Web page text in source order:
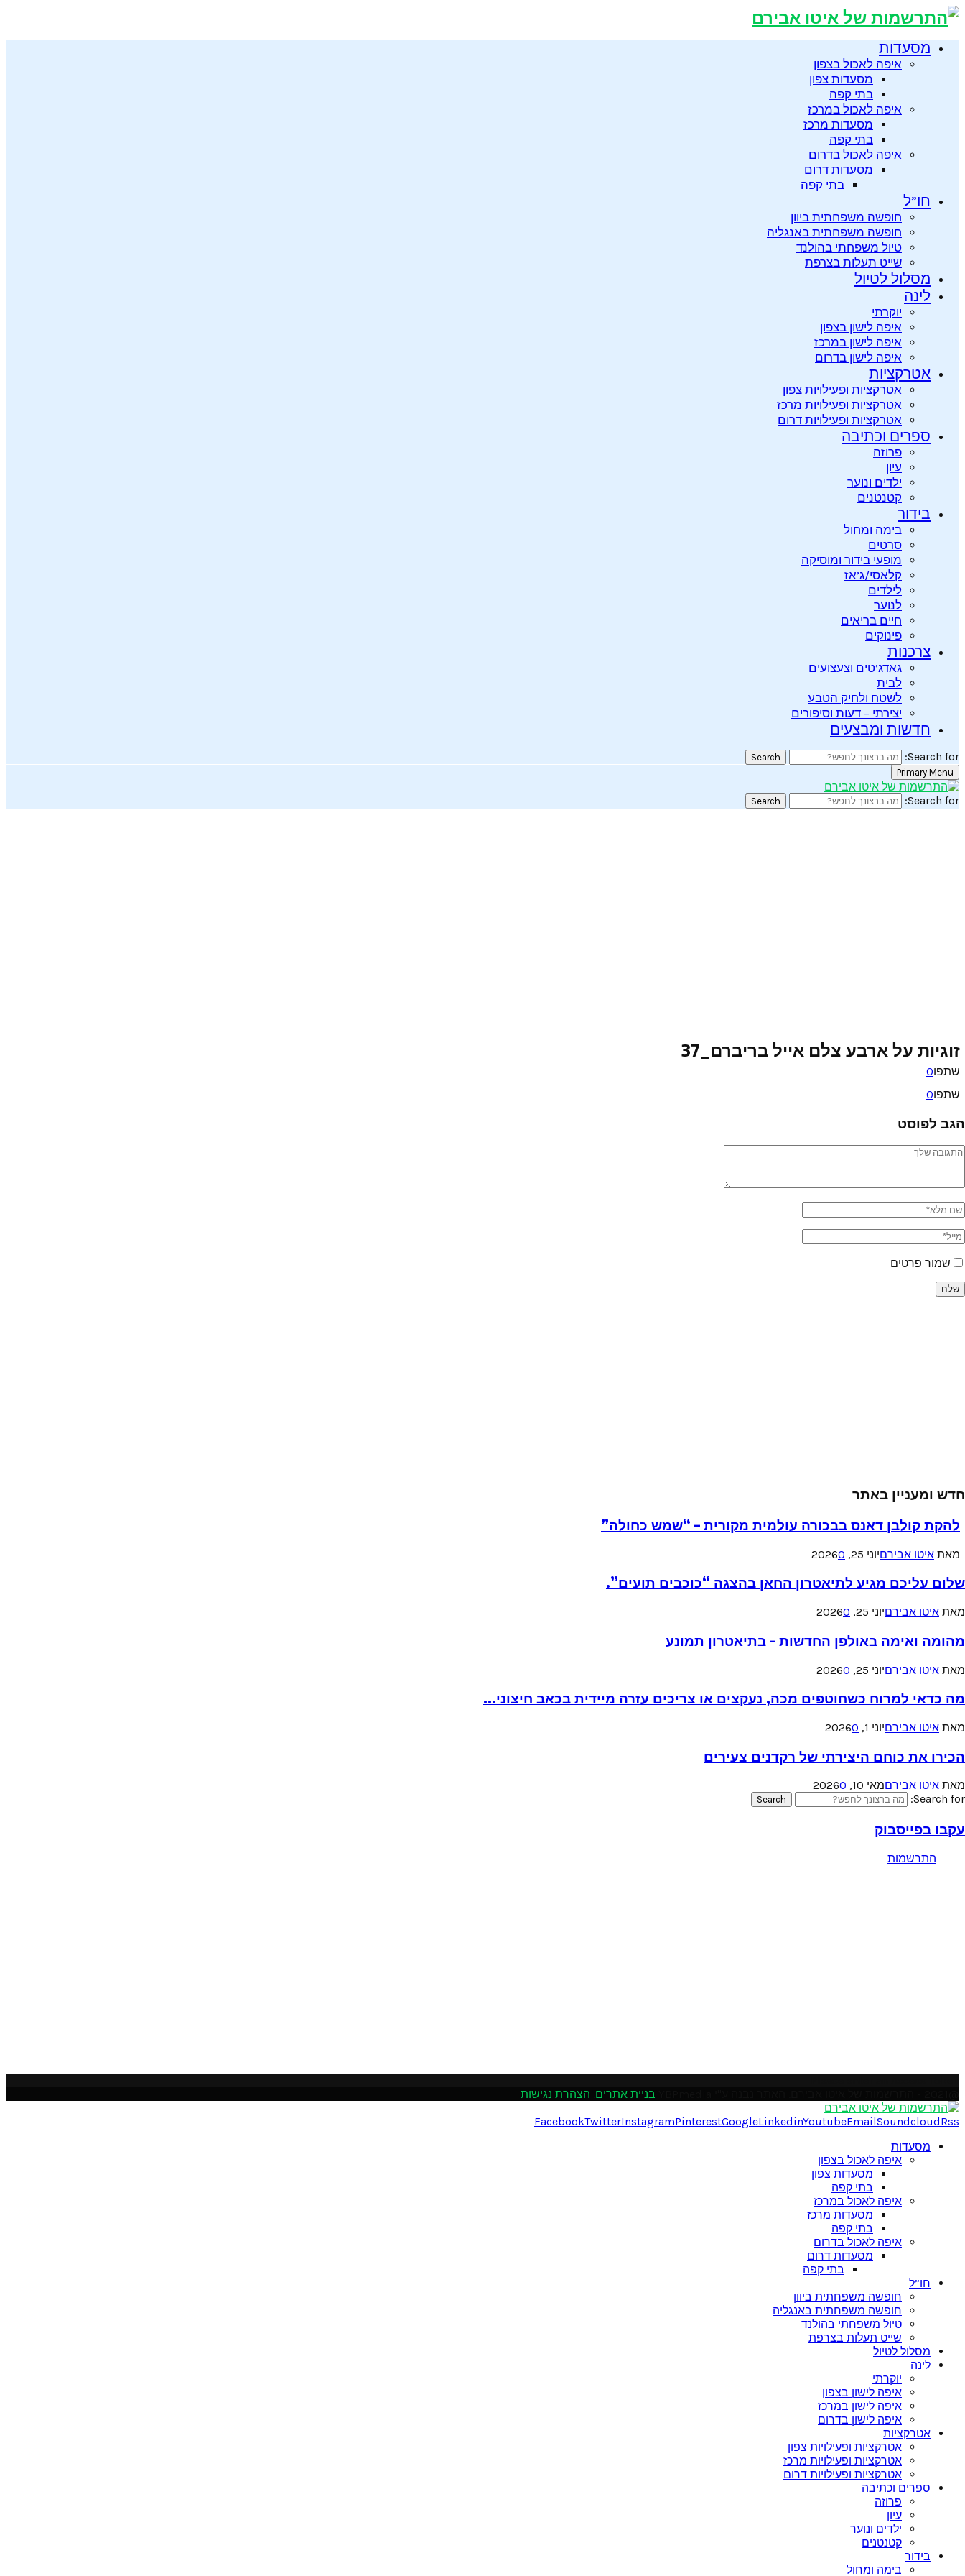
מסעדות
איפה לאכול בצפון
מסעדות צפון
בתי קפה
איפה לאכול במרכז
מסעדות מרכז
בתי קפה
איפה לאכול בדרום
מסעדות דרום
בתי קפה
חו”ל
חופשה משפחתית ביוון
חופשה משפחתית באנגליה
טיול משפחתי בהולנד
שייט תעלות בצרפת
מסלול לטיול
לינה
יוקרתי
איפה לישון בצפון
איפה לישון במרכז
איפה לישון בדרום
אטרקציות
אטרקציות ופעילויות צפון
אטרקציות ופעילויות מרכז
אטרקציות ופעילויות דרום
ספרים וכתיבה
פרוזה
עיון
ילדים ונוער
קטנטנים
בידור
בימה ומחול
סרטים
מופעי בידור ומוסיקה
קלאסי/ג’אז
לילדים
לנוער
חיים בריאים
פינוקים
צרכנות
גאדג’טים וצעצועים
לבית
לשטח ולחיק הטבע
יצירתי – דעות וסיפורים
חדשות ומבצעים
Search for:
Search
Primary Menu
Search for:
Search
זוגיות על ארבע צלם אייל בריברם_37
שתפו0
שתפו0
הגב לפוסט
שמור פרטים
חדש ומעניין באתר
להקת קולבן דאנס בבכורה עולמית מקורית – “שמש כחולה”
מאת איטו אבירםיוני 25, 2026 0
שלום עליכם מגיע לתיאטרון החאן בהצגה “כוכבים תועים”.
מאת איטו אבירםיוני 25, 2026 0
מהומה ואימה באולפן החדשות – בתיאטרון תמונע
מאת איטו אבירםיוני 25, 2026 0
מה כדאי למרוח כשחוטפים מכה, נעקצים או צריכים עזרה מיידית בכאב חיצוני...
מאת איטו אבירםיוני 1, 2026 0
הכירו את כוחם היצירתי של רקדנים צעירים
מאת איטו אבירםמאי 10, 2026
0
Search for:
Search
עקבו בפייסבוק
התרשמות
בניית אתרים הצהרת נגישות
FacebookTwitterInstagramPinterestGoogleLinkedinYoutubeEmailSoundcloudRss
מסעדות
איפה לאכול בצפון
מסעדות צפון
בתי קפה
איפה לאכול במרכז
מסעדות מרכז
בתי קפה
איפה לאכול בדרום
מסעדות דרום
בתי קפה
חו”ל
חופשה משפחתית ביוון
חופשה משפחתית באנגליה
טיול משפחתי בהולנד
שייט תעלות בצרפת
מסלול לטיול
לינה
יוקרתי
איפה לישון בצפון
איפה לישון במרכז
איפה לישון בדרום
אטרקציות
אטרקציות ופעילויות צפון
אטרקציות ופעילויות מרכז
אטרקציות ופעילויות דרום
ספרים וכתיבה
פרוזה
עיון
ילדים ונוער
קטנטנים
בידור
בימה ומחול